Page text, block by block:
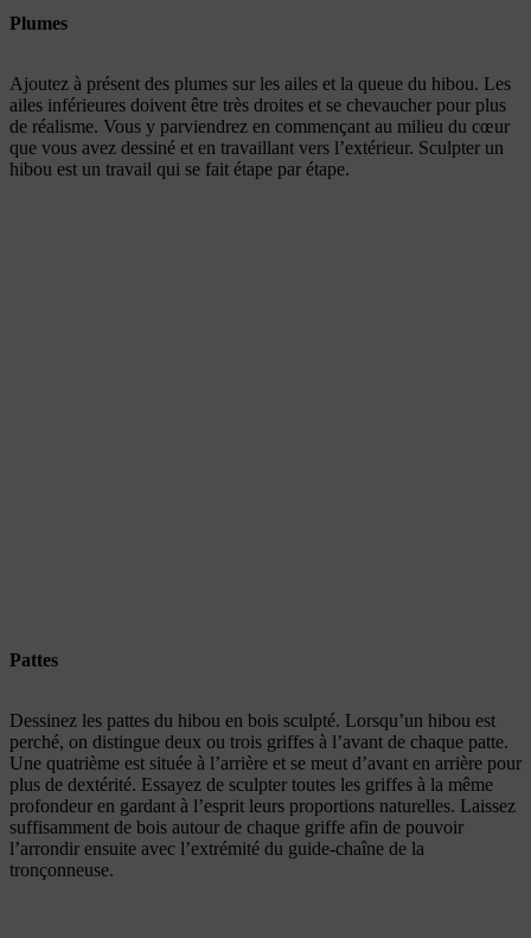
Plumes
Ajoutez à présent des plumes sur les ailes et la queue du hibou. Les
ailes inférieures doivent être très droites et se chevaucher pour plus
de réalisme. Vous y parviendrez en commençant au milieu du cœur
que vous avez dessiné et en travaillant vers l’extérieur. Sculpter un
hibou est un travail qui se fait étape par étape.
Pattes
Dessinez les pattes du hibou en bois sculpté. Lorsqu’un hibou est
perché, on distingue deux ou trois griffes à l’avant de chaque patte.
Une quatrième est située à l’arrière et se meut d’avant en arrière pour
plus de dextérité. Essayez de sculpter toutes les griffes à la même
profondeur en gardant à l’esprit leurs proportions naturelles. Laissez
suffisamment de bois autour de chaque griffe afin de pouvoir
l’arrondir ensuite avec l’extrémité du guide-chaîne de la
tronçonneuse.